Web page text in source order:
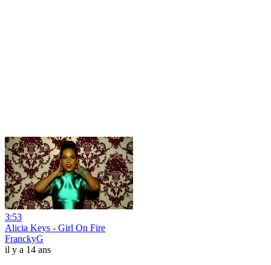
3:53
Alicia Keys - Girl On Fire
FranckyG
il y a 14 ans